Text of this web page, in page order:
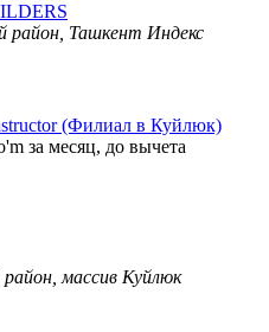
район, Ташкент Индекс
(Филиал в Куйлюк)
за месяц, до вычета
массив Куйлюк